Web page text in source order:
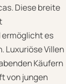
Diese breite
ermöglicht es
Luxuriöse Villen
Käufern
von jungen